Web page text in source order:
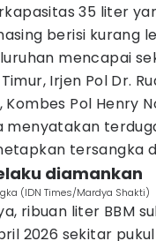
35 liter
berisi kurang
mencapai
Irjen Pol Dr.
Kombes Pol Henry
menyatakan
tersangka
diamankan
(IDN Times/Mardya Shakti)
ribuan liter BBM
2026 sekitar